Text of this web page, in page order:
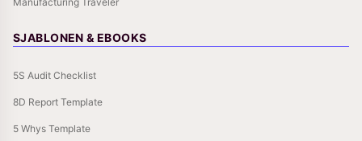
SJABLONEN & EBOOKS
5S Audit Checklist
8D Report Template
5 Whys Template